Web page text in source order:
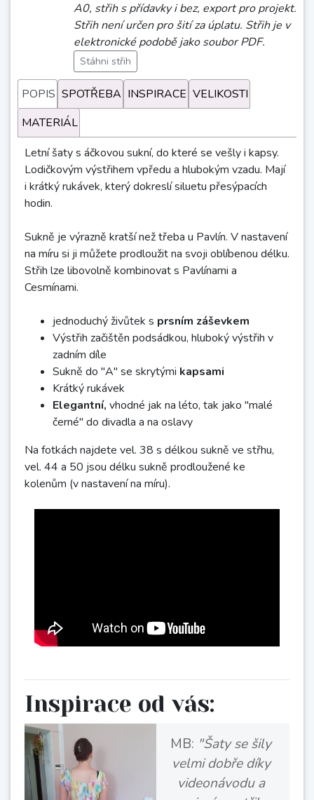
A0, střih s přídavky i bez, export pro projekt.
Střih není určen pro šití za úplatu. Střih je v
elektronické podobě jako soubor PDF.
Stáhni střih
POPIS SPOTŘEBA INSPIRACE VELIKOSTI
MATERIÁL
Letní šaty s áčkovou sukní, do které se vešly i kapsy.
Lodičkovým výstřihem vpředu a hlubokým vzadu. Mají
i krátký rukávek, který dokreslí siluetu přesýpacích
hodin.
Sukně je výrazně kratší než třeba u Pavlín. V nastavení
na míru si ji můžete prodloužit na svoji oblíbenou délku.
Střih lze libovolně kombinovat s Pavlínami a
Cesmínami.
jednoduchý živůtek s prsním záševkem
Výstřih začištěn podsádkou, hluboký výstřih v
zadním díle
Sukně do "A" se skrytými kapsami
Krátký rukávek
Elegantní, vhodné jak na léto, tak jako "malé
černé" do divadla a na oslavy
Na fotkách najdete vel. 38 s délkou sukně ve střhu,
vel. 44 a 50 jsou délku sukně prodloužené ke
kolenům (v nastavení na míru).
Inspirace od vás:
"Šaty se šily
velmi dobře díky
videonávodu a